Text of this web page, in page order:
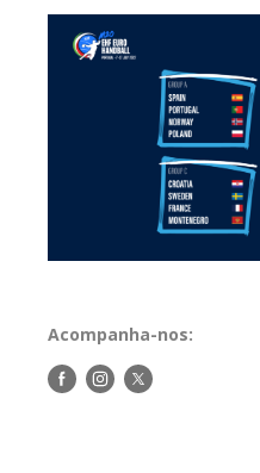
Acompanha-nos:
Siga-Siga-Siga-